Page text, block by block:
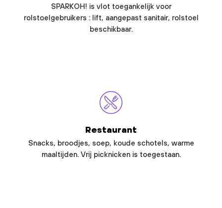
SPARKOH! is vlot toegankelijk voor
rolstoelgebruikers : lift, aangepast sanitair, rolstoel
beschikbaar.
Restaurant
Snacks, broodjes, soep, koude schotels, warme
maaltijden. Vrij picknicken is toegestaan.